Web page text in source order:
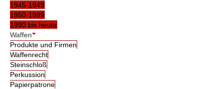
1945-1949
1950-1989
1990 bis heute
Waffen
Produkte und Firmen
Waffenrecht
Steinschloß
Perkussion
Papierpatrone